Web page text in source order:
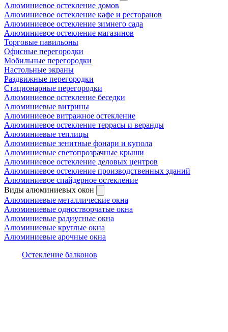
Алюминиевое остекление домов
Алюминиевое остекление кафе и ресторанов
Алюминиевое остекление зимнего сада
Алюминиевое остекление магазинов
Торговые павильоны
Офисные перегородки
Мобильные перегородки
Настольные экраны
Раздвижные перегородки
Стационарные перегородки
Алюминиевое остекление беседки
Алюминиевые витрины
Алюминиевое витражное остекление
Алюминиевое остекление террасы и веранды
Алюминиевые теплицы
Алюминиевые зенитные фонари и купола
Алюминиевые светопрозрачные крыши
Алюминиевое остекление деловых центров
Алюминиевое остекление производственных зданий
Алюминиевое спайдерное остекление
Виды алюминиевых окон
Алюминиевые металлические окна
Алюминиевые одностворчатые окна
Алюминиевые радиусные окна
Алюминиевые круглые окна
Алюминиевые арочные окна
Остекление балконов